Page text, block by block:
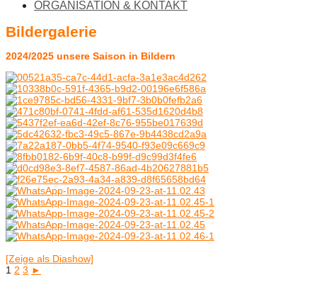
ORGANISATION & KONTAKT
Bildergalerie
2024/2025 unsere Saison in Bildern
[Zeige als Diashow]
1 2 3 ►